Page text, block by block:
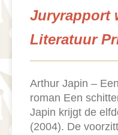
Juryrapport
Literatuur
Arthur Japin –
roman Een
Japin krijgt de
(2004). De